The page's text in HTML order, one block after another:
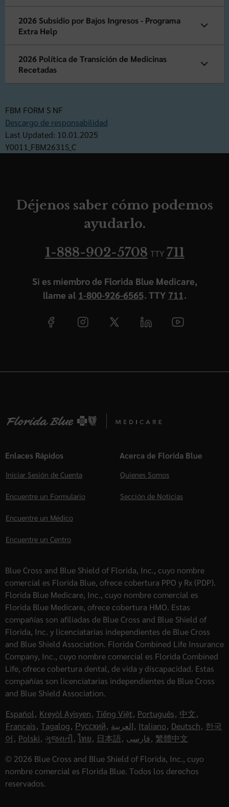
2026 Subsidio por Bajos Ingresos - Programa
Extra Help
2026 Política de Transición de Medicinas
Recetadas
FBM FORM S NF
Descargo de responsabilidad
Last Updated: 10.01.2025
Y0011_FBM2631S_C
Déjenos saber cómo podemos
ayudarlo.
1-888-902-5708 TTY 711
Si es miembro de Florida Blue Medicare,
llame al 1-800-926-6565. TTY 711.
Enlaces Rápidos
Iniciar Sesión de Cuenta
Encuentre un Formulario
Encuentre un Médico
Encuentre un Centro
Acerca de Florida Blue
Quienes Somos
Sección de Noticias
Blue Cross and Blue Shield of Florida, Inc., cuyo nombre
comercial es Florida Blue, ofrece cobertura PPO y Rx (PDP).
Florida Blue Medicare, Inc., cuyo nombre comercial es
Florida Blue Medicare, ofrece cobertura HMO. Estas
compañías son afiliadas de Blue Cross and Blue Shield of
Florida, Inc. y licenciatarias independientes de Blue Cross
and Blue Shield Association. Florida Combined Life Insurance
Company, Inc., cuyo nombre comercial es Florida Combined
Life, ofrece cobertura dental, de vida y discapacidad. Estas
compañías son licenciatarias independientes de Blue Cross
and Blue Shield Association.
Español, Kreyòl Ayisyen, Tiếng Việt, Português, 中文,
Français, Tagalog, Русский, العربية, Italiano, Deutsch, 한국
어, Polski, ગુજરાતી, ไทย, 日本語, فارسی, 繁體中文
© 2026 Blue Cross and Blue Shield of Florida, Inc., cuyo
nombre comercial es Florida Blue. Todos los derechos
reservados.